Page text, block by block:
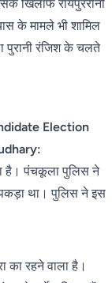
खिलाफ रायपुररानी
के मामले भी शामिल
पुरानी रंजिश के चलते
Election
है। पंचकूला पुलिस ने
था। पुलिस ने इस
का रहने वाला है।